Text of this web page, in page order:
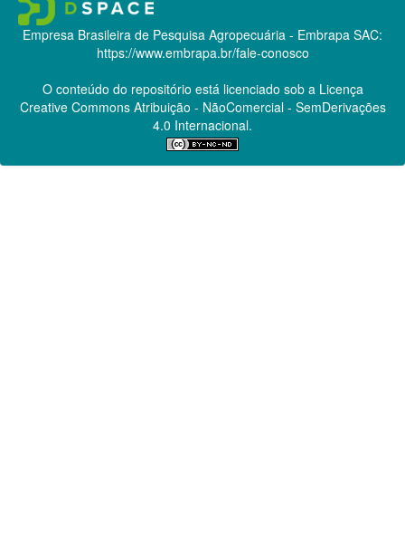
Empresa Brasileira de Pesquisa Agropecuária - Embrapa SAC:
https://www.embrapa.br/fale-conosco
O conteúdo do repositório está licenciado sob a Licença
Creative CommonsAtribuição - NãoComercial - SemDerivações
4.0 Internacional.